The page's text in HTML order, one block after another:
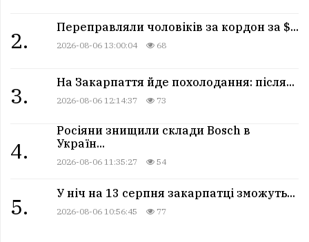
2.
Переправляли чоловіків за кордон за $...
2026-08-06 13:00:04 68
3.
На Закарпаття йде похолодання: після...
2026-08-06 12:14:37 73
4.
Росіяни знищили склади Bosch в
Україн...
2026-08-06 11:35:27 54
5.
У ніч на 13 серпня закарпатці зможуть...
2026-08-06 10:56:45 77